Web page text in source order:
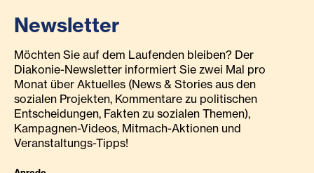
Newsletter
Möchten Sie auf dem Laufenden bleiben? Der
Diakonie-Newsletter informiert Sie zwei Mal pro
Monat über Aktuelles (News & Stories aus den
sozialen Projekten, Kommentare zu politischen
Entscheidungen, Fakten zu sozialen Themen),
Kampagnen-Videos, Mitmach-Aktionen und
Veranstaltungs-Tipps!